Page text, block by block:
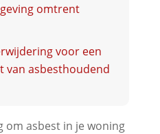
omtrent
voor een
van asbesthoudend
om asbest in je woning